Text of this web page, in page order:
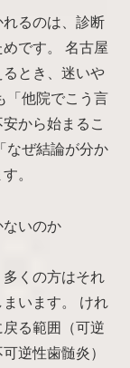
るのは、診断
です。 名古屋
とき、迷いや
「他院でこう言
から始まるこ
なぜ結論が分か
。
ないのか
多くの方はそれ
います。 けれ
る範囲（可逆
逆性歯髄炎）